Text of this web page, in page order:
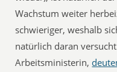
Wachstum weiter
schwieriger, weshalb
natürlich daran
Arbeitsministerin,